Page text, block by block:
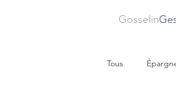
Gosselin
Tous